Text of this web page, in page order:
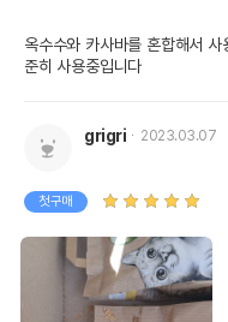
옥수수와 카사바를 혼합해서
준히 사용중입니다
grigri 2023.03.07
첫구매